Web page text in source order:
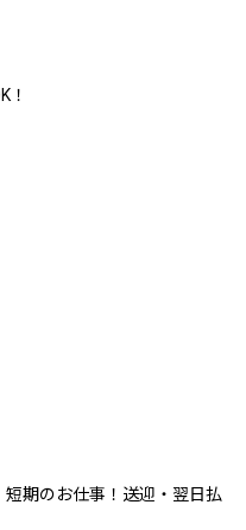
！
短期のお仕事！送迎・翌日払